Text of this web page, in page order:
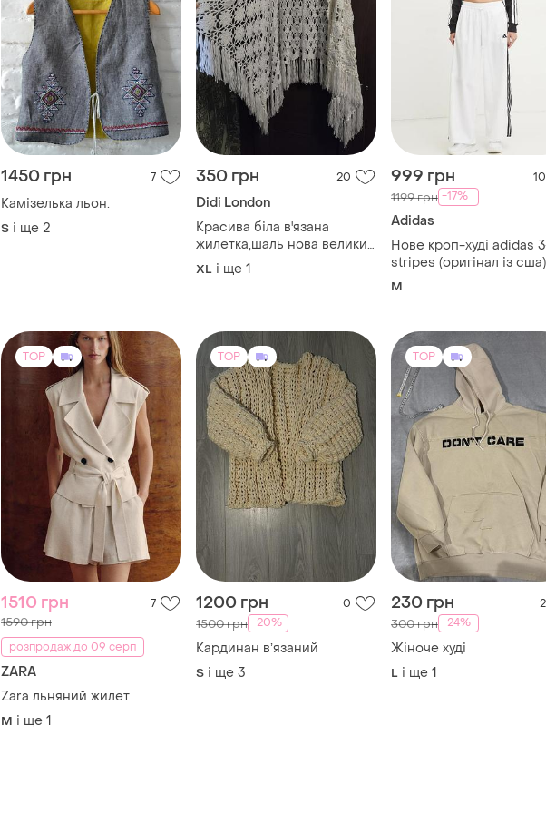
1450 грн 7
Камізелька льон.
S і ще 2
350 грн 20
Didi London
Красива біла в'язана
жилетка,шаль нова великий
розмір
XL і ще 1
999 грн 10
1199 грн -17%
Adidas
Нове кроп-худі adidas
stripes (оригінал із
розмір m
M
TOP
1510 грн 7
1590 грн
розпродаж до 09 серп
ZARA
Zara льняний жилет
M і ще 1
TOP
1200 грн 0
1500 грн -20%
Кардинан вʼязаний
S і ще 3
TOP
230 грн 2
300 грн -24%
Жіноче худі
L і ще 1